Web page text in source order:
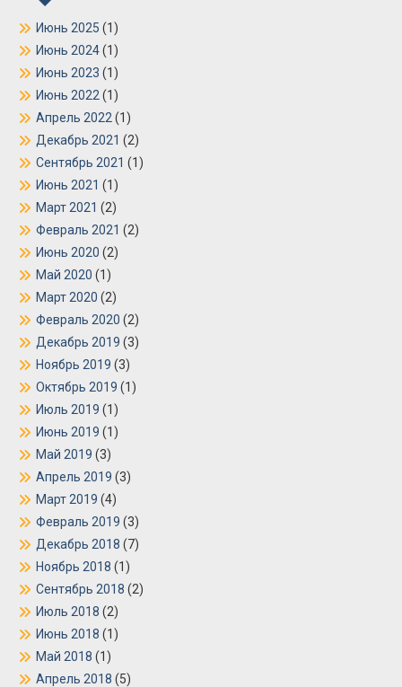
Июнь 2025 (1)
Июнь 2024(1)
Июнь 2023 (1)
Июнь 2022 (1)
Апрель 2022 (1)
Декабрь 2021 (2)
Сентябрь 2021 (1)
Июнь 2021 (1)
Март 2021 (2)
Февраль 2021 (2)
Июнь 2020 (2)
Май 2020 (1)
Март 2020 (2)
Февраль 2020 (2)
Декабрь 2019 (3)
Ноябрь 2019 (3)
Октябрь 2019 (1)
Июль 2019 (1)
Июнь 2019 (1)
Май 2019 (3)
Апрель 2019 (3)
Март 2019 (4)
Февраль 2019 (3)
Декабрь 2018 (7)
Ноябрь 2018 (1)
Сентябрь 2018 (2)
Июль 2018 (2)
Июнь 2018 (1)
Май 2018 (1)
Апрель 2018 (5)